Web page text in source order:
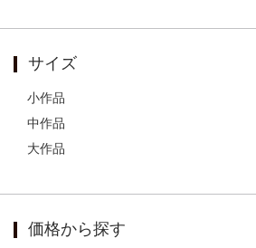
サイズ
小作品
中作品
大作品
価格から探す